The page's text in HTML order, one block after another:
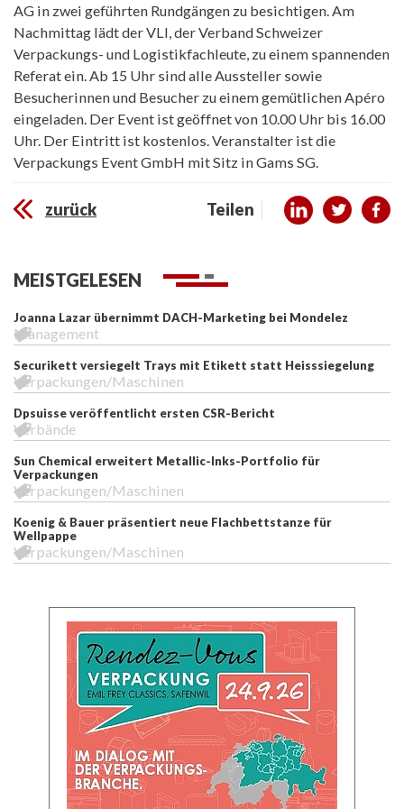
AG in zwei geführten Rundgängen zu besichtigen. Am
Nachmittag lädt der VLI, der Verband Schweizer
Verpackungs- und Logistikfachleute, zu einem spannenden
Referat ein. Ab 15 Uhr sind alle Aussteller sowie
Besucherinnen und Besucher zu einem gemütlichen Apéro
eingeladen. Der Event ist geöffnet von 10.00 Uhr bis 16.00
Uhr. Der Eintritt ist kostenlos. Veranstalter ist die
Verpackungs Event GmbH mit Sitz in Gams SG.
zurück Teilen
MEISTGELESEN
Joanna Lazar übernimmt DACH-Marketing bei Mondelez
Management
Securikett versiegelt Trays mit Etikett statt Heisssiegelung
Verpackungen/Maschinen
Dpsuisse veröffentlicht ersten CSR-Bericht
Verbände
Sun Chemical erweitert Metallic-Inks-Portfolio für
Verpackungen
Verpackungen/Maschinen
Koenig & Bauer präsentiert neue Flachbettstanze für
Wellpappe
Verpackungen/Maschinen